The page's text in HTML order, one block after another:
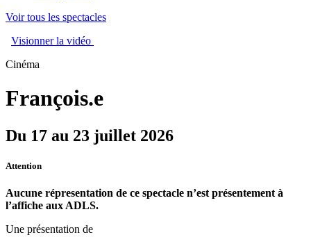
Voir tous les spectacles
Visionner la vidéo
Cinéma
François.e
Du 17 au 23 juillet 2026
Attention
Aucune répresentation de ce spectacle n’est présentement à
l’affiche aux ADLS.
Une présentation de